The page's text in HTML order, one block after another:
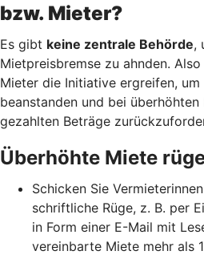
bzw. Mieter?
Es gibt keine zentrale Behörde,
Mietpreisbremse zu ahnden.
Mieter die Initiative ergreifen,
beanstanden und bei
gezahlten Beträge
Überhöhte Miete
Schicken Sie
schriftliche Rüge, z. B. per
in Form einer E-Mail mit
vereinbarte Miete mehr als